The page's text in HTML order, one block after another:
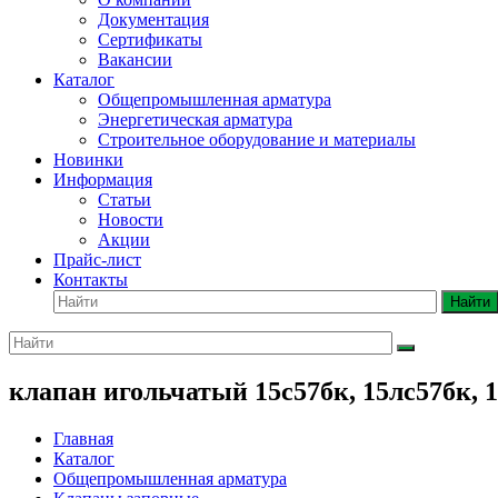
Документация
Сертификаты
Вакансии
Каталог
Общепромышленная арматура
Энергетическая арматура
Строительное оборудование и материалы
Новинки
Информация
Статьи
Новости
Акции
Прайс-лист
Контакты
Найти
клапан игольчатый 15с57бк, 15лс57бк,
Главная
Каталог
Общепромышленная арматура